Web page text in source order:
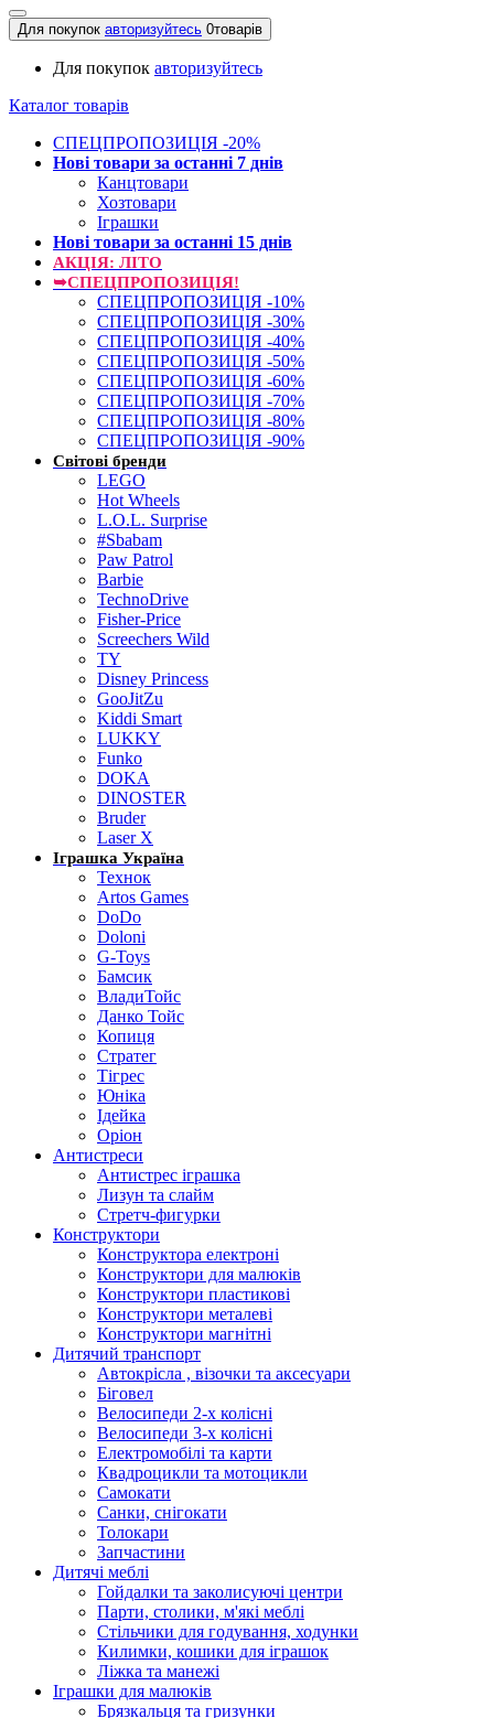
Для покупок авторизуйтесь 0товарів
Для покупок авторизуйтесь
Каталог товарів
СПЕЦПРОПОЗИЦІЯ -20%
Нові товари за останнi 7 днiв
Канцтовари
Хозтовари
Іграшки
Нові товари за останнi 15 днiв
АКЦІЯ: ЛІТО
➥СПЕЦПРОПОЗИЦІЯ!
СПЕЦПРОПОЗИЦІЯ -10%
СПЕЦПРОПОЗИЦІЯ -30%
СПЕЦПРОПОЗИЦІЯ -40%
СПЕЦПРОПОЗИЦІЯ -50%
СПЕЦПРОПОЗИЦІЯ -60%
СПЕЦПРОПОЗИЦІЯ -70%
СПЕЦПРОПОЗИЦІЯ -80%
СПЕЦПРОПОЗИЦІЯ -90%
Світові бренди
LEGO
Hot Wheels
L.O.L. Surprise
#Sbabam
Paw Patrol
Barbie
TechnoDrive
Fisher-Price
Screechers Wild
TY
Disney Princess
GooJitZu
Kiddi Smart
LUKKY
Funko
DOKA
DINOSTER
Bruder
Laser X
Іграшка Україна
Технок
Artos Games
DoDo
Doloni
G-Toys
Бамсик
ВладиТойс
Данко Тойс
Копиця
Стратег
Тігрес
Юніка
Ідейка
Оріон
Антистреси
Антистрес іграшка
Лизун та слайм
Стретч-фигурки
Конструктори
Конструктора електроні
Конструктори для малюків
Конструктори пластикові
Конструктори металеві
Конструктори магнітні
Дитячий транспорт
Автокрісла , візочки та аксесуари
Біговел
Велосипеди 2-х колісні
Велосипеди 3-х колісні
Електромобілі та карти
Квадроцикли та мотоцикли
Самокати
Санки, снігокати
Толокари
Запчастини
Дитячі меблі
Гойдалки та заколисуючі центри
Парти, столики, м'які меблі
Стільчики для годування, ходунки
Килимки, кошики для іграшок
Ліжка та манежі
Іграшки для малюків
Брязкальця та гризунки